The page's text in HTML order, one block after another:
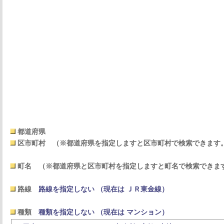
都道府県
区市町村
（※都道府県を指定しますと区市町村で検索できます
町名 （※都道府県と区市町村を指定しますと町名で検索できま
路線 路線を指定しない （現在は ＪＲ東金線）
種類
種類を指定しない （現在は マンション）